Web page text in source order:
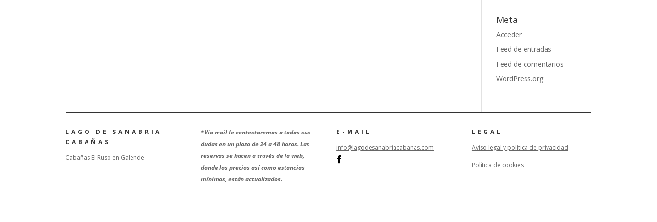
Meta
Acceder
Feed de entradas
Feed de comentarios
WordPress.org
LAGO DE SANABRIA
CABAÑAS
Cabañas El Ruso en Galende
*Via mail le contestaremos a todas sus
dudas en un plazo de 24 a 48 horas. Las
reservas se hacen a través de la web,
donde los precios así como estancias
mínimas, están actualizados.
E-MAIL
info@lagodesanabriacabanas.com
LEGAL
Aviso legal y política de privacidad
Política de cookies